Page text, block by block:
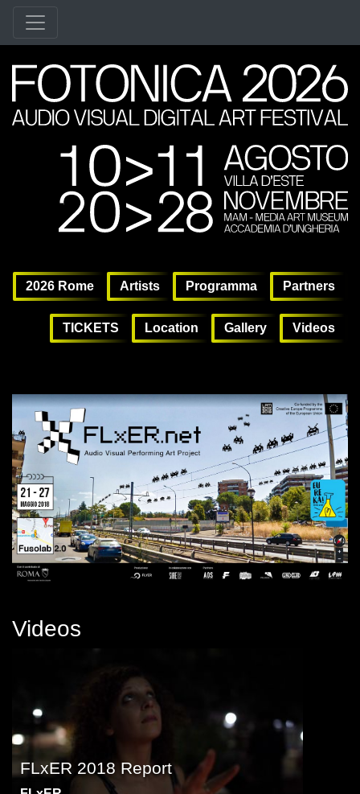
2026 Rome
2026 Rome
Artists Programma Partners
TICKETS Location Gallery Videos
Videos
FLxER 2018 Report